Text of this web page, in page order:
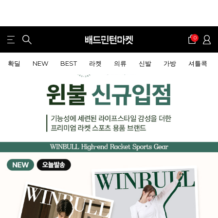
0
확딜 NEW BEST 라켓 의류 신발 가방 셔틀콕